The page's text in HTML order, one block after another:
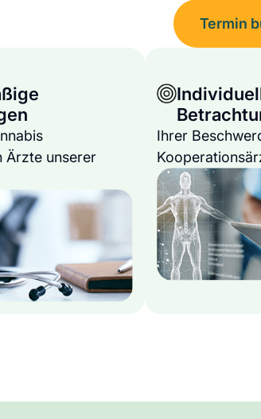
Termin
Ärzte unserer
Ihrer